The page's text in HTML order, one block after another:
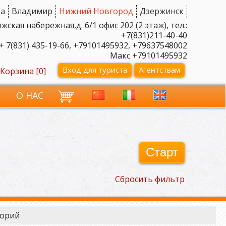
Дзержинск
Нижний Новгород
Владимир
набережная,д. 6/1 офис 202 (2 этаж), тел.:
+7(831)211-40-40
7(831) 435-19-66, +79101495932, +79637548002
Макс +79101495932
Корзина [0] Вход для туриста Агентствам
О НАС
Старт
Сбросить фильтр